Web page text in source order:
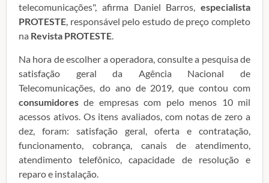
telecomunicações", afirma Daniel Barros, especialista
PROTESTE , responsável pelo estudo de preço completo
na Revista PROTESTE
Na hora de escolher a operadora, consulte a pesquisa de
satisfação geral da Agência Nacional de
Telecomunicações, do ano de 2019, que contou com
consumidores de empresas com pelo menos 10 mil
acessos ativos. Os itens avaliados, com notas de zero a
dez, foram: satisfação geral, oferta e contratação,
funcionamento, cobrança, canais de atendimento,
atendimento telefônico, capacidade de resolução e
reparo e instalação.